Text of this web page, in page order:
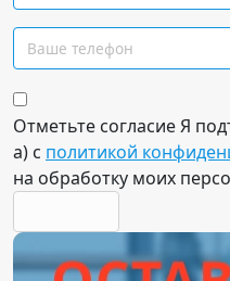
Отметьте согласиеЯ
а) с политикой
на обработку моих